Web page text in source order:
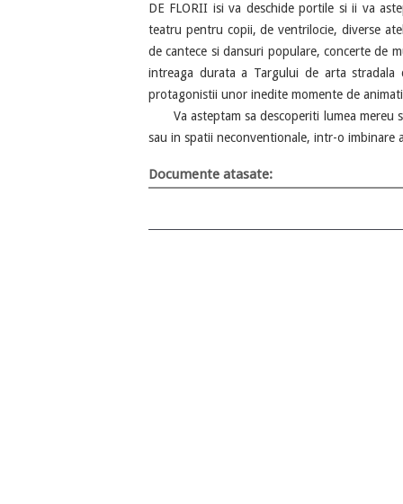
DE FLORII isi va deschide portile si ii va
teatru pentru copii, de ventrilocie, diverse
de cantece si dansuri populare, concerte de
intreaga durata a Targului de arta
protagonistii unor inedite momente de
Va asteptam sa descoperiti lumea mereu
sau in spatii neconventionale, intr-o imbinare
Documente atasate: